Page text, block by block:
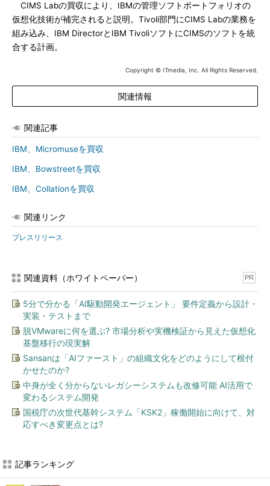
CIMS Labの買収により、IBMの管理ソフトポートフォリオの
仮想化技術が補完されると説明。Tivoli部門にCIMS Labの業務を
組み込み、IBM DirectorとIBM TivoliソフトにCIMSのソフトを統
合する計画。
Copyright © ITmedia, Inc. All Rights Reserved.
関連情報
関連記事
IBM、Micromuseを買収
IBM、Bowstreetを買収
IBM、Collationを買収
関連リンク
プレスリリース
関連資料（ホワイトペーパー） PR
5分で分かる「AI駆動開発エージェント」 要件定義から設計・
実装・テストまで
脱VMwareに何を選ぶ? 市場分析や実機検証から見えた仮想化
基盤移行の現実解
Sansanは「AIファースト」の組織文化をどのようにして根付
かせたのか?
中身が全く分からないレガシーシステムも改修可能 AI活用で
変わるシステム開発
国税庁の次世代基幹システム「KSK2」稼働開始に向けて、対
応すべき変更点とは?
記事ランキング